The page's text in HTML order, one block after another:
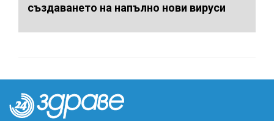
създаването на напълно нови вируси